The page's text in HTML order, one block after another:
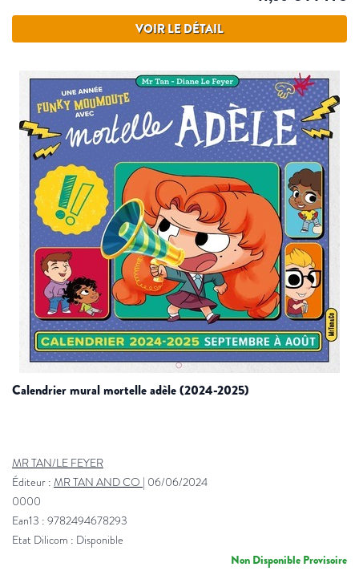
VOIR LE DÉTAIL
calendrier mural mortelle adèle (2024-2025)
MR TAN/LE FEYER
Éditeur : MR TAN AND CO | 06/06/2024
0000
Ean13 : 9782494678293
Etat Dilicom : Disponible
Non Disponible Provisoire